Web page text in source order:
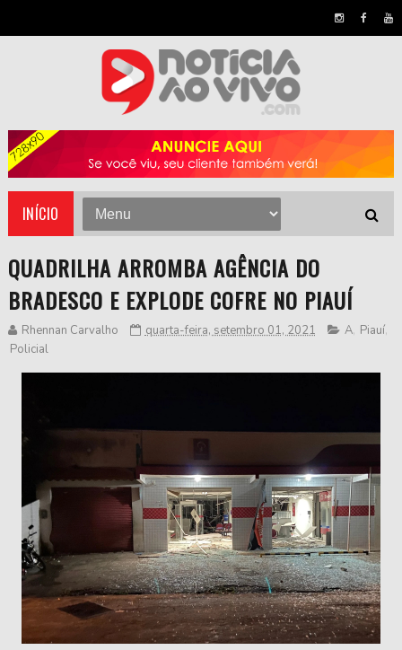
INÍCIO
QUADRILHA ARROMBA AGÊNCIA DO
BRADESCO E EXPLODE COFRE NO PIAUÍ
Rhennan Carvalho quarta-feira, setembro 01, 2021 A, Piauí,
Policial